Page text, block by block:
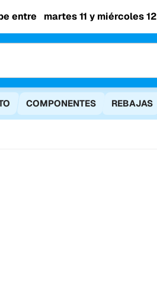
entre martes 11 y miércoles 12
COMPONENTES REBAJAS